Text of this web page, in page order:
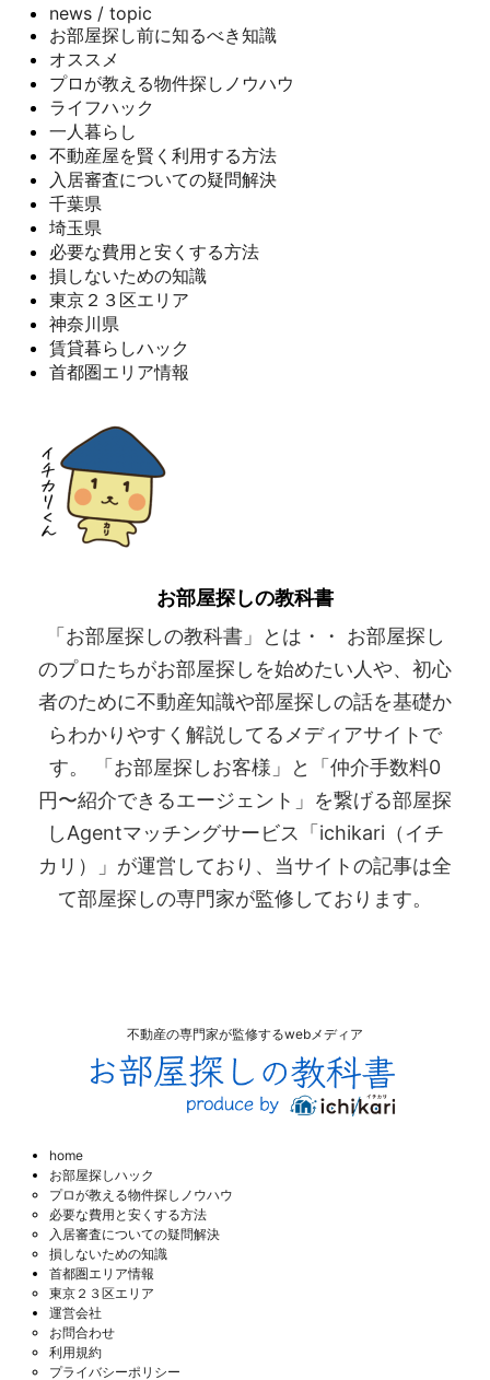
news / topic
お部屋探し前に知るべき知識
オススメ
プロが教える物件探しノウハウ
ライフハック
一人暮らし
不動産屋を賢く利用する方法
入居審査についての疑問解決
千葉県
埼玉県
必要な費用と安くする方法
損しないための知識
東京２３区エリア
神奈川県
賃貸暮らしハック
首都圏エリア情報
お部屋探しの教科書
「お部屋探しの教科書」とは・・ お部屋探し
のプロたちがお部屋探しを始めたい人や、初心
者のために不動産知識や部屋探しの話を基礎か
らわかりやすく解説してるメディアサイトで
す。 「お部屋探しお客様」と「仲介手数料0
円〜紹介できるエージェント」を繋げる部屋探
しAgentマッチングサービス「ichikari（イチ
カリ）」が運営しており、当サイトの記事は全
て部屋探しの専門家が監修しております。
不動産の専門家が監修するwebメディア
home
お部屋探しハック
プロが教える物件探しノウハウ
必要な費用と安くする方法
入居審査についての疑問解決
損しないための知識
首都圏エリア情報
東京２３区エリア
運営会社
お問合わせ
利用規約
プライバシーポリシー